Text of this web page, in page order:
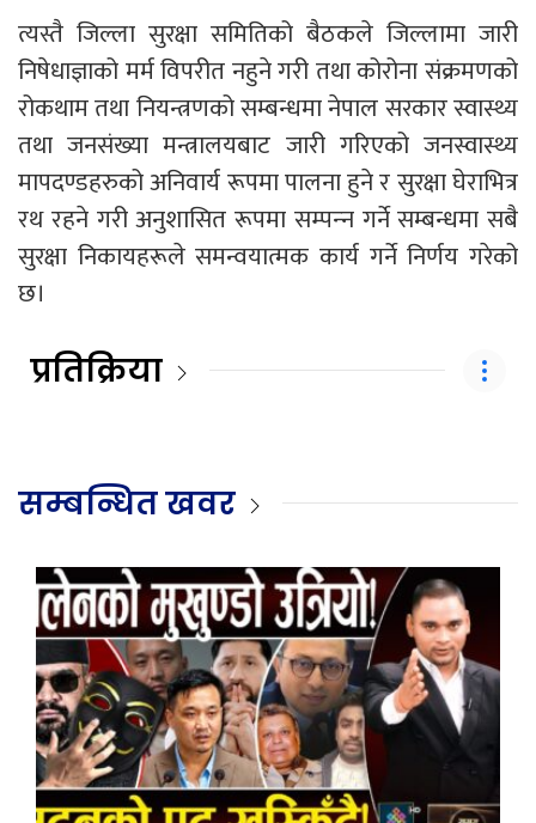
त्यस्तै जिल्ला सुरक्षा समितिको बैठकले जिल्लामा जारी
निषेधाज्ञाको मर्म विपरीत नहुने गरी तथा कोरोना संक्रमणको
रोकथाम तथा नियन्त्रणको सम्बन्धमा नेपाल सरकार स्वास्थ्य
तथा जनसंख्या मन्त्रालयबाट जारी गरिएको जनस्वास्थ्य
मापदण्डहरुको अनिवार्य रूपमा पालना हुने र सुरक्षा घेराभित्र
रथ रहने गरी अनुशासित रूपमा सम्पन्‍न गर्ने सम्बन्धमा सबै
सुरक्षा निकायहरूले समन्वयात्मक कार्य गर्ने निर्णय गरेको
छ।
प्रतिक्रिया
सम्बन्धित खवर